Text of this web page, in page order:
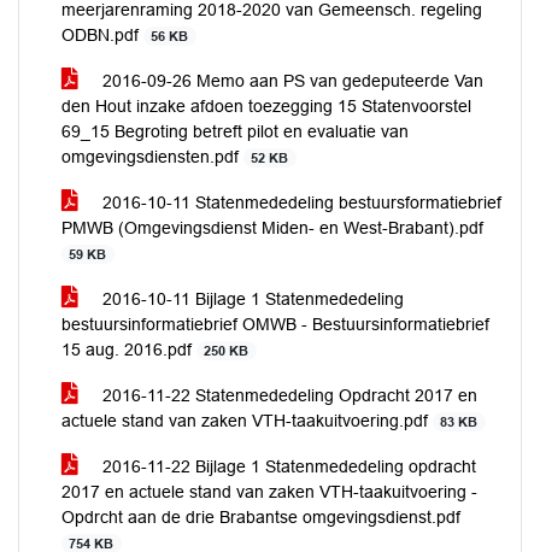
meerjarenraming 2018-2020 van Gemeensch. regeling
ODBN.pdf
56 KB
2016-09-26 Memo aan PS van gedeputeerde Van
den Hout inzake afdoen toezegging 15 Statenvoorstel
69_15 Begroting betreft pilot en evaluatie van
omgevingsdiensten.pdf
52 KB
2016-10-11 Statenmededeling bestuursformatiebrief
PMWB (Omgevingsdienst Miden- en West-Brabant).pdf
59 KB
2016-10-11 Bijlage 1 Statenmededeling
bestuursinformatiebrief OMWB - Bestuursinformatiebrief
15 aug. 2016.pdf
250 KB
2016-11-22 Statenmededeling Opdracht 2017 en
actuele stand van zaken VTH-taakuitvoering.pdf
83 KB
2016-11-22 Bijlage 1 Statenmededeling opdracht
2017 en actuele stand van zaken VTH-taakuitvoering -
Opdrcht aan de drie Brabantse omgevingsdienst.pdf
754 KB